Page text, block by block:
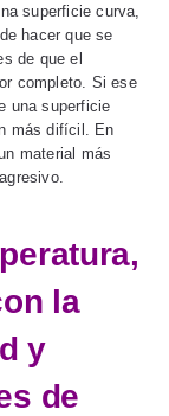
superficie curva,
hacer que se
de que el
completo. Si ese
una superficie
más difícil. En
material más
la
y
de